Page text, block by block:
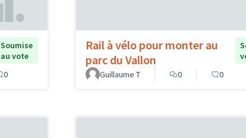
Soumise
au vote
0
Rail à vélo pour monter au
parc du Vallon
Guillaume T
0 0